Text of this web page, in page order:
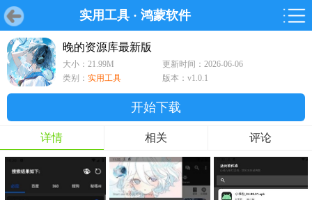
实用工具 · 鸿蒙软件
首页 游戏 软件
首页 游戏 软件 鸿蒙
游戏
鸿蒙
软件
专题
晚的资源库最新版
大小：21.99M
更新时间：2026-06-06
类别： 实用工具 版本：v1.0.1
开始下载
详情 相关 评论